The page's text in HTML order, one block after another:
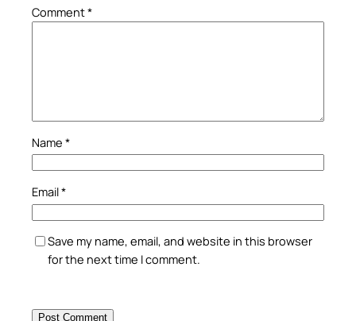
Comment*
Name *
Email*
Save my name, email, and website in this browser
for the next time I comment.